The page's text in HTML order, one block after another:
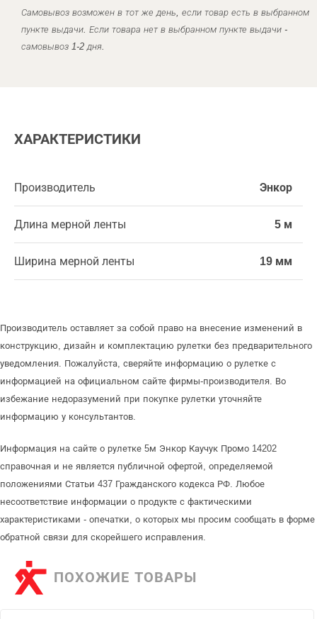
Самовывоз возможен в тот же день, если товар есть в выбранном
пункте выдачи. Если товара нет в выбранном пункте выдачи -
самовывоз 1-2 дня.
ХАРАКТЕРИСТИКИ
Производитель Энкор
Длина мерной ленты 5 м
Ширина мерной ленты 19 мм
Производитель оставляет за собой право на внесение изменений в
конструкцию, дизайн и комплектацию рулетки без предварительного
уведомления. Пожалуйста, сверяйте информацию о рулетке с
информацией на официальном сайте фирмы-производителя. Во
избежание недоразумений при покупке рулетки уточняйте
информацию у консультантов.
Информация на сайте о рулетке 5м Энкор Каучук Промо 14202
справочная и не является публичной офертой, определяемой
положениями Статьи 437 Гражданского кодекса РФ. Любое
несоответствие информации о продукте с фактическими
характеристиками - опечатки, о которых мы просим сообщать в форме
обратной связи для скорейшего исправления.
ПОХОЖИЕ ТОВАРЫ